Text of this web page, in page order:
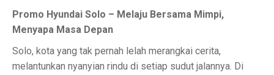
Promo Hyundai Solo – Melaju Bersama Mimpi,
Menyapa Masa Depan
Solo, kota yang tak pernah lelah merangkai cerita,
melantunkan nyanyian rindu di setiap sudut jalannya. Di